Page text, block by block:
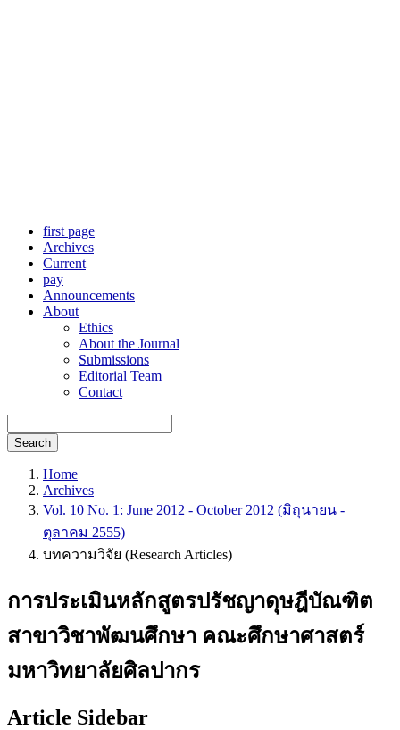
first page
Archives
Current
pay
Announcements
About
Ethics
About the Journal
Submissions
Editorial Team
Contact
Search
Home
Archives
Vol. 10 No. 1: June 2012 - October 2012 (มิถุนายน -
ตุลาคม 2555)
บทความวิจัย (Research Articles)
การประเมินหลักสูตรปรัชญาดุษฎีบัณฑิต
สาขาวิชาพัฒนศึกษา คณะศึกษาศาสตร์
มหาวิทยาลัยศิลปากร
Article Sidebar